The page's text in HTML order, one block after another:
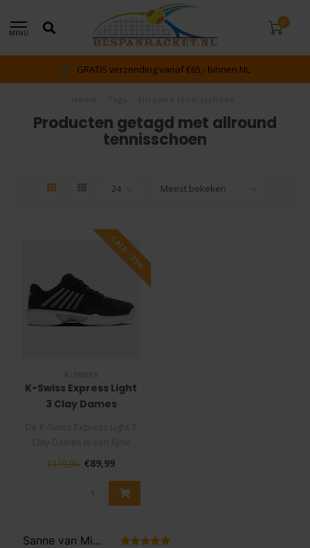
MENU
0
GRATIS verzending vanaf €65,- binnen NL
Producten getagd met allround
tennisschoen
SALE -25%
K-SWISS
K-Swiss Express Light
3 Clay Dames
allround tennisschoen voor
€119,99 €89,99